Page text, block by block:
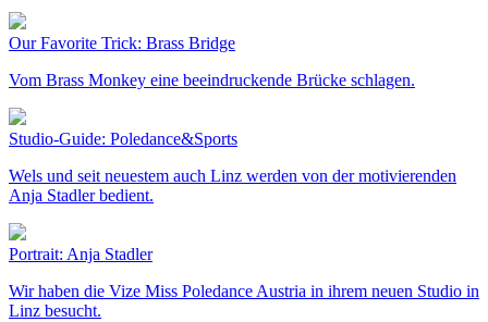
Our Favorite Trick: Brass Bridge
Vom Brass Monkey eine beeindruckende Brücke schlagen.
Studio-Guide: Poledance&Sports
Wels und seit neuestem auch Linz werden von der motivierenden
Anja Stadler bedient.
Portrait: Anja Stadler
Wir haben die Vize Miss Poledance Austria in ihrem neuen Studio in
Linz besucht.